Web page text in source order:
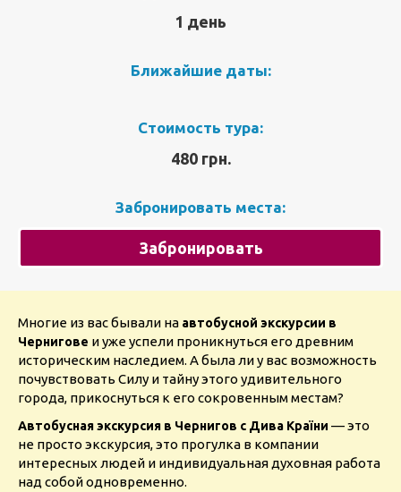
1 день
Ближайшие даты:
Стоимость тура:
480 грн.
Забронировать места:
Забронировать
Многие из вас бывали на автобусной экскурсии в
Чернигове и уже успели проникнуться его древним
историческим наследием. А была ли у вас возможность
почувствовать Силу и тайну этого удивительного
города, прикоснуться к его сокровенным местам?
Автобусная экскурсия в Чернигов с Дива Країни — это
не просто экскурсия, это прогулка в компании
интересных людей и индивидуальная духовная работа
над собой одновременно.